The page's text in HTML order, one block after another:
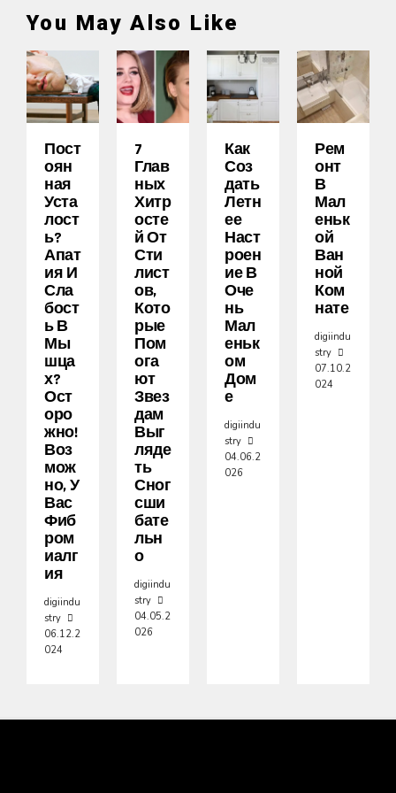
You May Also Like
Пост
Оян
Ная
Уста
Лост
Ь?
Апат
Ия И
Сла
Бост
Ь В
Мы
Шца
Х?
Ост
Оро
Жно!
Воз
Мож
Но, У
Вас
Фиб
Ром
Иалг
Ия
digiindu
stry
06.12.2
024
7
Глав
Ных
Хитр
Осте
Й От
Сти
Лист
Ов,
Кото
Рые
Пом
Ога
Ют
Звез
Дам
Выг
Ляде
Ть
Сног
Сши
Бате
Льн
О
digiindu
stry
04.05.2
026
Как
Соз
Дать
Летн
Ее
Наст
Роен
Ие В
Оче
Нь
Мал
Еньк
Ом
Дом
Е
digiindu
stry
04.06.2
026
Рем
Онт
В
Мал
Еньк
Ой
Ван
Ной
Ком
Нате
digiindu
stry
07.10.2
024